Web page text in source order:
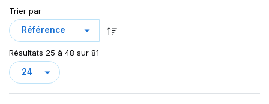
Trier par
Résultats 25 à 48 sur 81